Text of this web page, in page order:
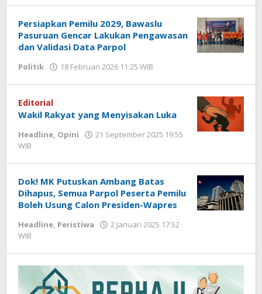
Persiapkan Pemilu 2029, Bawaslu
Pasuruan Gencar Lakukan Pengawasan
dan Validasi Data Parpol
Politik 18 Februari 2026 11:25 WIB
Editorial
Wakil Rakyat yang Menyisakan Luka
Headline, Opini
21 September 2025 19:55
WIB
Dok! MK Putuskan Ambang Batas
Dihapus, Semua Parpol Peserta Pemilu
Boleh Usung Calon Presiden-Wapres
Headline, Peristiwa
2 Januari 2025 17:52
WIB